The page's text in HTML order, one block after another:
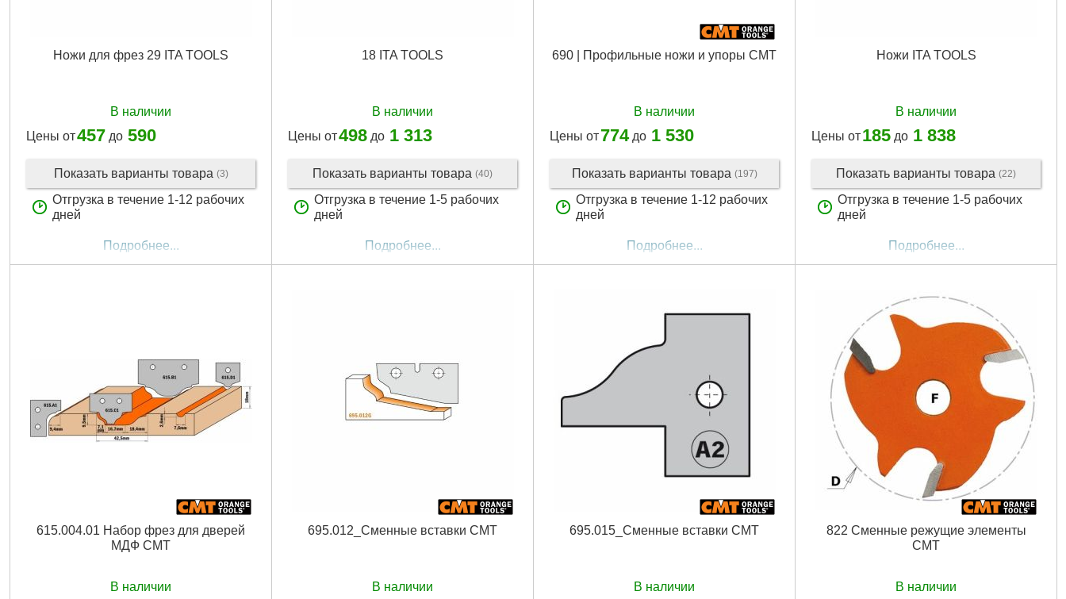
Ножи для фрез 29 ITA TOOLS
В наличии
Цены от457 до 590
Показать варианты товара (3)
Отгрузка в течение 1-12 рабочих
дней
Подробнее...
18 ITA TOOLS
В наличии
Цены от498 до 1 313
Показать варианты товара (40)
Отгрузка в течение 1-5 рабочих
дней
Подробнее...
690 | Профильные ножи и упоры CMT
В наличии
Цены от774до 1 530
Показать варианты товара (197)
Отгрузка в течение 1-12 рабочих
дней
Подробнее...
Ножи ITA TOOLS
В наличии
Цены от185 до 1 838
Показать варианты товара (22)
Отгрузка в течение 1-5 рабочих
дней
Подробнее...
615.004.01 Набор фрез для дверей
МДФ CMT
В наличии
695.012_Сменные вставки CMT
В наличии
695.015_Сменные вставки CMT
В наличии
822 Сменные режущие элементы
CMT
В наличии